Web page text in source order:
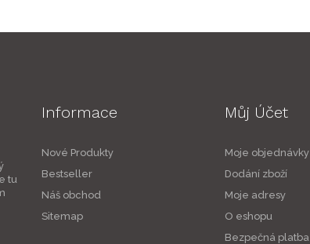
tu
Informace
Nové Produkty
Bestseller
Náš obchod
Sitemap
Můj Účet
Moje objednávky
Dodání zboží
Moje adresy
O eshopu
Bezpečná platba